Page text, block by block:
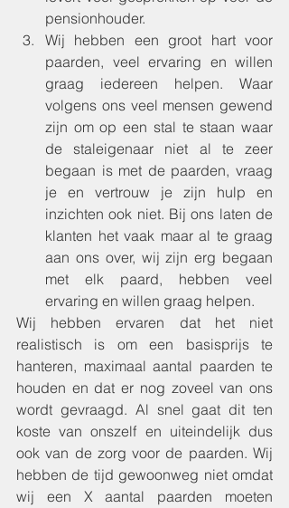
pensionhouder.
Wij hebben een groot hart voor
paarden, veel ervaring en willen
graag iedereen helpen. Waar
volgens ons veel mensen gewend
zijn om op een stal te staan waar
de staleigenaar niet al te zeer
begaan is met de paarden, vraag
je en vertrouw je zijn hulp en
inzichten ook niet. Bij ons laten de
klanten het vaak maar al te graag
aan ons over, wij zijn erg begaan
met elk paard, hebben veel
ervaring en willen graag helpen.
Wij hebben ervaren dat het niet
realistisch is om een basisprijs te
hanteren, maximaal aantal paarden te
houden en dat er nog zoveel van ons
wordt gevraagd. Al snel gaat dit ten
koste van onszelf en uiteindelijk dus
ook van de zorg voor de paarden. Wij
hebben de tijd gewoonweg niet omdat
wij een X aantal paarden moeten